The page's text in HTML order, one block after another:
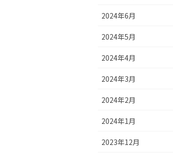
2024年6月
2024年5月
2024年4月
2024年3月
2024年2月
2024年1月
2023年12月